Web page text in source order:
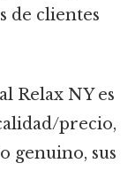
de clientes
Relax NY es
precio,
genuino, sus